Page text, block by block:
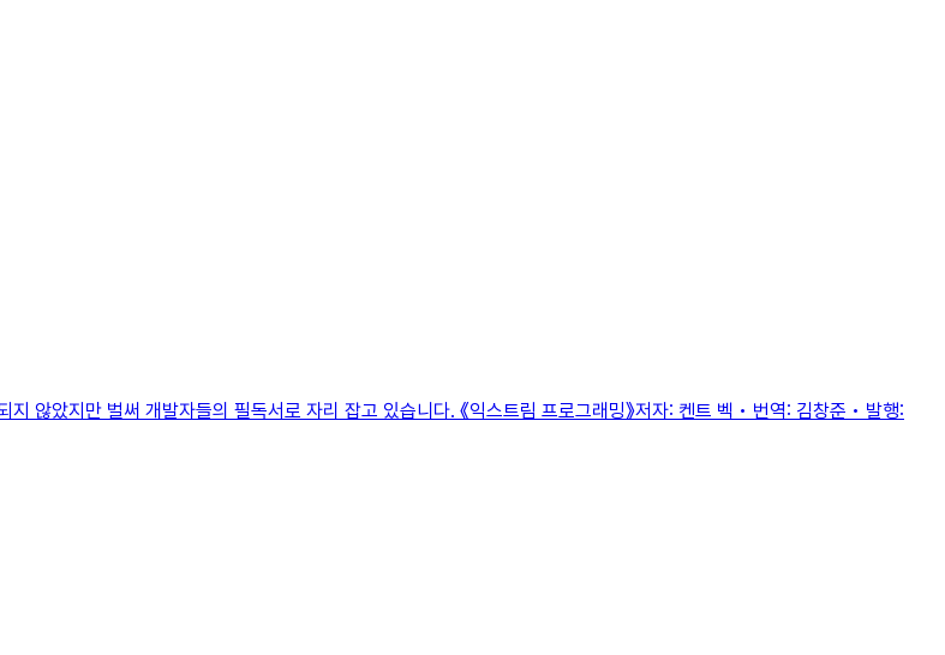
않았지만 벌써 개발자들의 필독서로 자리 잡고 있습니다. 《익스트림 프로그래밍》저자: 켄트 벡 • 번역: 김창준 • 발행: